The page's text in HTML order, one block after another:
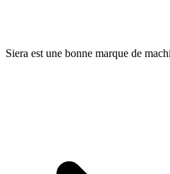
Siera est une bonne marque de